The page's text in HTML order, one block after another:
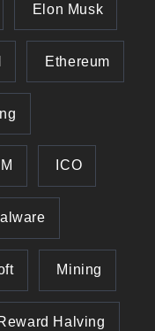
Elon Musk
Ethereum
ICO
Mining
Halving